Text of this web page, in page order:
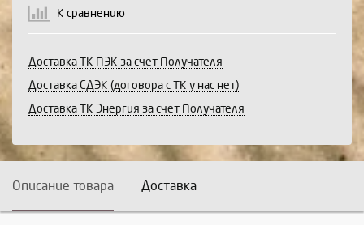
К сравнению
Доставка ТК ПЭК за счет Получателя
Доставка СДЭК (договора с ТК у нас нет)
Доставка ТК Энергия за счет Получателя
Описание товара Доставка